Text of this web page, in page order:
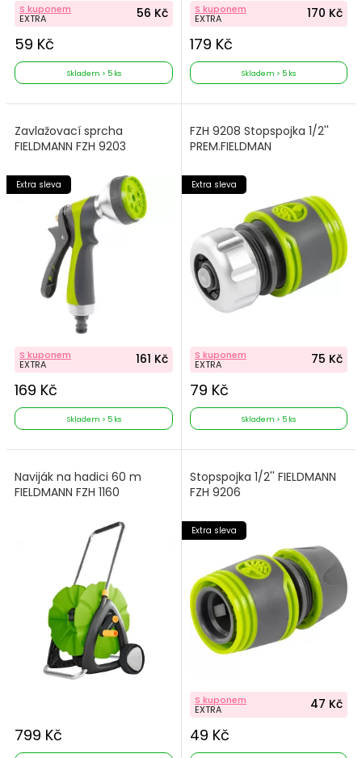
S kuponem
EXTRA 56 Kč
59 Kč
Skladem > 5 ks
S kuponem
EXTRA 170 Kč
179 Kč
Skladem > 5 ks
Zavlažovací sprcha
FIELDMANN FZH 9203
Extra sleva
S kuponem
EXTRA 161 Kč
169 Kč
Skladem > 5 ks
FZH 9208 Stopspojka 1/2''
PREM.FIELDMAN
Extra sleva
S kuponem
EXTRA 75 Kč
79 Kč
Skladem > 5 ks
Naviják na hadici 60 m
FIELDMANN FZH 1160
799 Kč
Stopspojka 1/2'' FIELDMANN
FZH 9206
Extra sleva
S kuponem
EXTRA 47 Kč
49 Kč